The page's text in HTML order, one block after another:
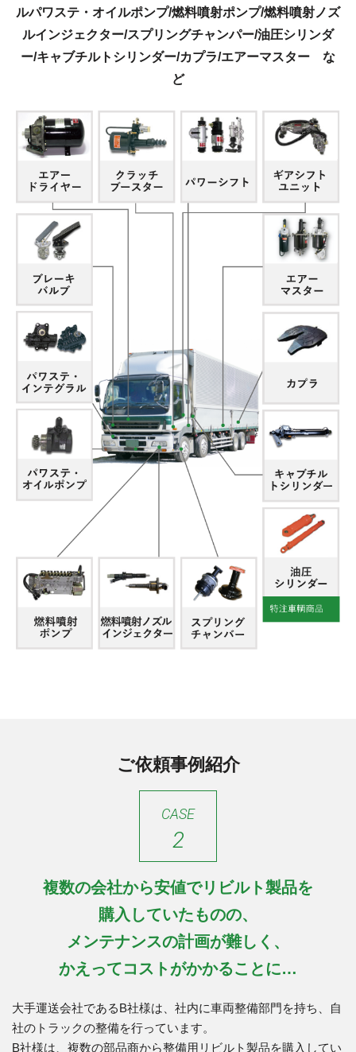
ルパワステ・オイルポンプ/燃料噴射ポンプ/燃料噴射ノズ
ルインジェクター/スプリングチャンパー/油圧シリンダ
ー/キャブチルトシリンダー/カプラ/エアーマスター な
ど
ご依頼事例紹介
CASE
2
複数の会社から安値でリビルト製品を
購入していたものの、
メンテナンスの計画が難しく、
かえってコストがかかることに…
大手運送会社であるB社様は、社内に車両整備部門を持ち、自
社のトラックの整備を行っています。
B社様は、複数の部品商から整備用リビルト製品を購入してい